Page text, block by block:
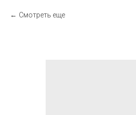
Смотреть еще